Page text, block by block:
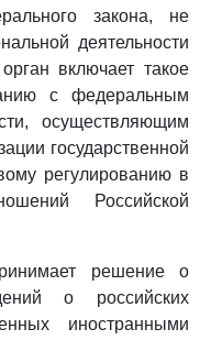
закона, не
деятельности
включает такое
с федеральным
осуществляющим
государственной
регулированию в
Российской
решение о
о российских
иностранными